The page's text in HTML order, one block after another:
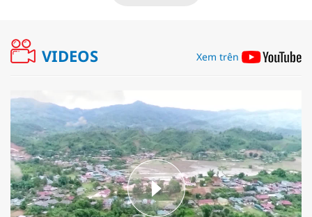
VIDEOS Xem trên